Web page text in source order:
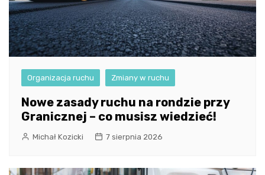
Organizacja ruchu Zmiany w ruchu
Nowe zasady ruchu na rondzie przy
Granicznej – co musisz wiedzieć!
Michał Kozicki 7 sierpnia 2026